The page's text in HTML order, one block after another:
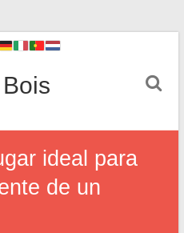
ideal para
de un